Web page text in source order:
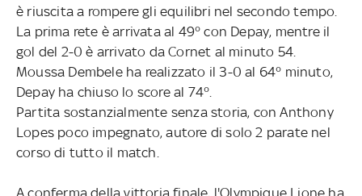
è riuscita a rompere gli equilibri nel secondo tempo.
La prima rete è arrivata al 49° con Depay, mentre il
gol del 2-0 è arrivato da Cornet al minuto 54.
Moussa Dembele ha realizzato il 3-0 al 64° minuto,
Depay ha chiuso lo score al 74°.
Partita sostanzialmente senza storia, con Anthony
Lopes poco impegnato, autore di solo 2 parate nel
corso di tutto il match.
A conferma della vittoria finale, l'Olympique Lione ha